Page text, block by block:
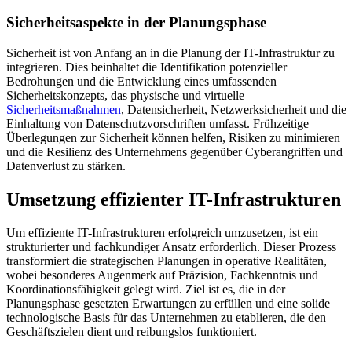
Sicherheitsaspekte in der Planungsphase
Sicherheit ist von Anfang an in die Planung der IT-Infrastruktur zu
integrieren. Dies beinhaltet die Identifikation potenzieller
Bedrohungen und die Entwicklung eines umfassenden
Sicherheitskonzepts, das physische und virtuelle
Sicherheitsmaßnahmen, Datensicherheit, Netzwerksicherheit und die
Einhaltung von Datenschutzvorschriften umfasst. Frühzeitige
Überlegungen zur Sicherheit können helfen, Risiken zu minimieren
und die Resilienz des Unternehmens gegenüber Cyberangriffen und
Datenverlust zu stärken.
Umsetzung effizienter IT-Infrastrukturen
Um effiziente IT-Infrastrukturen erfolgreich umzusetzen, ist ein
strukturierter und fachkundiger Ansatz erforderlich. Dieser Prozess
transformiert die strategischen Planungen in operative Realitäten,
wobei besonderes Augenmerk auf Präzision, Fachkenntnis und
Koordinationsfähigkeit gelegt wird. Ziel ist es, die in der
Planungsphase gesetzten Erwartungen zu erfüllen und eine solide
technologische Basis für das Unternehmen zu etablieren, die den
Geschäftszielen dient und reibungslos funktioniert.